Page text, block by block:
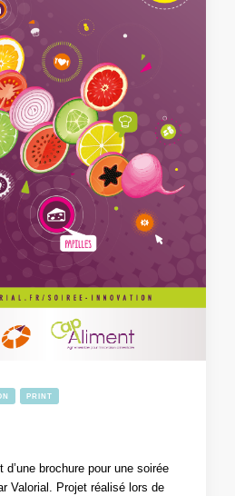
PRINT
d’une brochure pour une soirée
Valorial. Projet réalisé lors de